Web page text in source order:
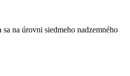
na úrovni siedmeho nadzemného